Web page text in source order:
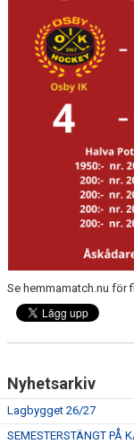
MEDLEMMAR
Se hemmamatch.nu för
Nyhetsarkiv
Lagbygget 26/27
SEMESTERSTÄNGT PÅ